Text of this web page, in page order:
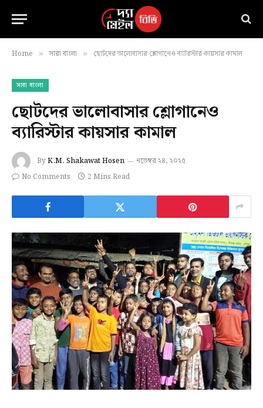
Home » সারা বাংলা » ছোটদের ভালোবাসার শ্লোগানেও ব্যারিস্টার কায়সার কামাল
সারা বাংলা
ছোটদের ভালোবাসার শ্লোগানেও
ব্যারিস্টার কায়সার কামাল
ByK.M. Shakawat Hosen
নভেম্বর ২৪, ২০২৫
No Comments
2 Mins Read